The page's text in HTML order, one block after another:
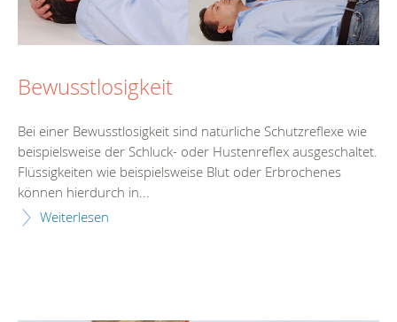
Bewusstlosigkeit
Bei einer Bewusstlosigkeit sind natürliche Schutzreflexe wie
beispielsweise der Schluck- oder Hustenreflex ausgeschaltet.
Flüssigkeiten wie beispielsweise Blut oder Erbrochenes
können hierdurch in...
Weiterlesen